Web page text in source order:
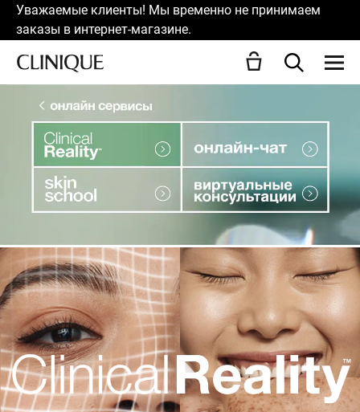
Уважаемые клиенты! Мы временно не принимаем
заказы в интернет-магазине.